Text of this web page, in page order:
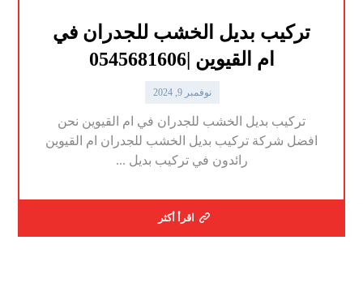
تركيب بديل الخشب للجدران في
ام القيوين |0545681606
نوفمبر 9, 2024
تركيب بديل الخشب للجدران في ام القيوين نحن
افضل شركة تركيب بديل الخشب للجدران ام القيوين
رائدون في تركيب بديل ...
اقرأ أكثر